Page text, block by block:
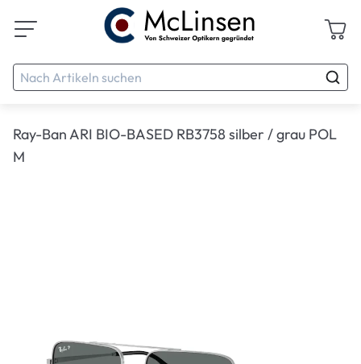
Ray-Ban ARI BIO-BASED RB3758 silber / grau POL
M